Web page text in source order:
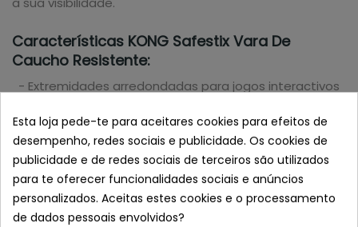
Características KONG Safestix Vara De
Caucho Resistente:
- Extremidades arredondadas para jogos interactivos
- Material durável, ideal para jogos contínuos de
buscar e recolher
- É flexível e rebota para entusiasmar mais as
mascotes
- Flutua na água
Esta loja pede-te para aceitares cookies para efeitos de
desempenho, redes sociais e publicidade. Os cookies de
publicidade e de redes sociais de terceiros são utilizados
para te oferecer funcionalidades sociais e anúncios
personalizados. Aceitas estes cookies e o processamento
de dados pessoais envolvidos?